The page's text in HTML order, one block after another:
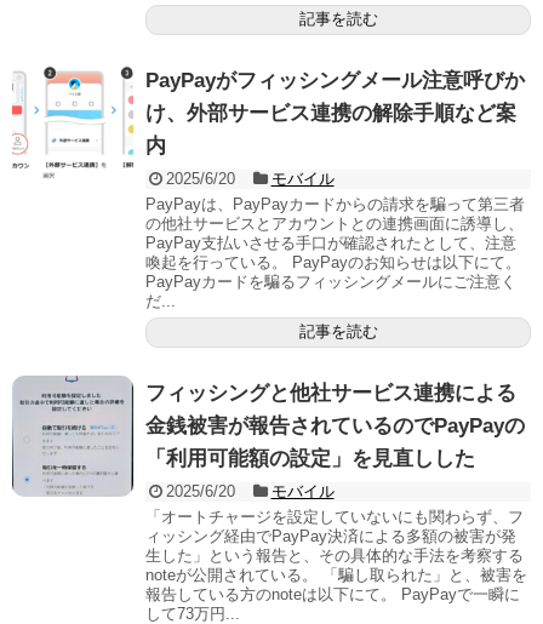
記事を読む
PayPayがフィッシングメール注意呼びか
け、外部サービス連携の解除手順など案
内
2025/6/20
モバイル
PayPayは、PayPayカードからの請求を騙って第三者
の他社サービスとアカウントとの連携画面に誘導し、
PayPay支払いさせる手口が確認されたとして、注意
喚起を行っている。 PayPayのお知らせは以下にて。
PayPayカードを騙るフィッシングメールにご注意く
だ...
記事を読む
フィッシングと他社サービス連携による
金銭被害が報告されているのでPayPayの
「利用可能額の設定」を見直しした
2025/6/20
モバイル
「オートチャージを設定していないにも関わらず、フ
ィッシング経由でPayPay決済による多額の被害が発
生した」という報告と、その具体的な手法を考察する
noteが公開されている。 「騙し取られた」と、被害を
報告している方のnoteは以下にて。 PayPayで一瞬に
して73万円...